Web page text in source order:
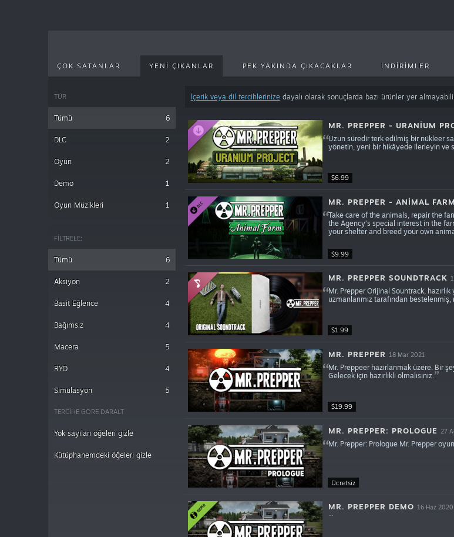
ÇOK SATANLAR YENI ÇIKANLAR PEK YAKINDA ÇIKACAKLAR İNDIRIMLER
TÜR
Tümü 6
DLC 2
Oyun 2
Demo 1
Oyun Müzikleri 1
FILTRELE:
Tümü 6
Aksiyon 2
Basit Eğlence 4
Bağımsız 4
Macera 5
RYO 4
Simülasyon 5
TERCIHE GÖRE DARALT
Yok sayılan öğeleri gizle
Kütüphanemdeki öğeleri gizle
İçerik veya dil tercihlerinizedayalı olarak sonuçlarda bazı ürünler yer
$6.99
MR. PREPPER - URANIUM
Uzun süredir terk edilmiş bir nükleer
yönetin, yeni bir hikâyede ilerleyin ve
$9.99
MR. PREPPER - ANIMAL
Take care of the animals, repair the
the Agency’s special interest in the
your shelter and breed your own
$1.99
MR. PREPPER SOUNDTRACK
Mr. Prepper Orijinal Sountrack,
uzmanlarımız tarafından
$19.99
MR. PREPPER 18 Mar 2021
Mr. Preppeer hazırlanmak üzere. Bir
Gelecek için hazırlıklı olmalısınız.
Ücretsiz
MR. PREPPER: PROLOGUE 27
Mr. Prepper: Prologue Mr. Prepper
MR. PREPPER DEMO 16 Haz 2020